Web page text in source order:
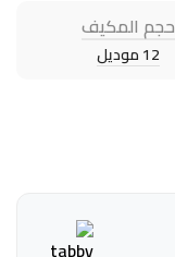
حجم المكيف
12 موديل